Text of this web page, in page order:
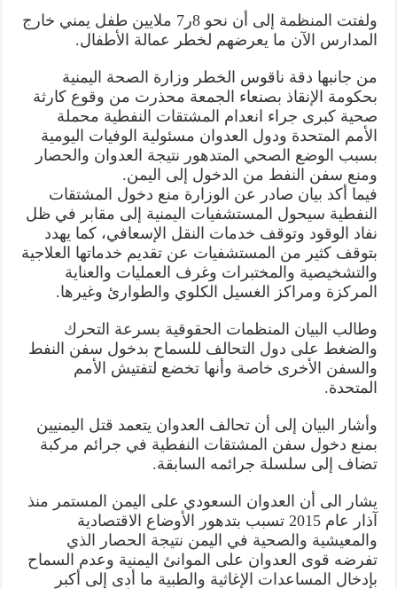
ولفتت المنظمة إلى أن نحو 8ر7 ملايين طفل يمني خارج
المدارس الآن ما يعرضهم لخطر عمالة الأطفال.
من جانبها دقة ناقوس الخطر وزارة الصحة اليمنية
بحكومة الإنقاذ بصنعاء الجمعة محذرت من وقوع كارثة
صحية كبرى جراء انعدام المشتقات النفطية محملة
الأمم المتحدة ودول العدوان مسئولية الوفيات اليومية
بسبب الوضع الصحي المتدهور نتيجة العدوان والحصار
ومنع سفن النفط من الدخول إلى اليمن.
فيما أكد بيان صادر عن الوزارة منع دخول المشتقات
النفطية سيحول المستشفيات اليمنية إلى مقابر في ظل
نفاد الوقود وتوقف خدمات النقل الإسعافي، كما يهدد
بتوقف كثير من المستشفيات عن تقديم خدماتها العلاجية
والتشخيصية والمختبرات وغرف العمليات والعناية
المركزة ومراكز الغسيل الكلوي والطوارئ وغيرها.
وطالب البيان المنظمات الحقوقية بسرعة التحرك
والضغط على دول التحالف للسماح بدخول سفن النفط
والسفن الأخرى خاصة وأنها تخضع لتفتيش الأمم
المتحدة.
وأشار البيان إلى أن تحالف العدوان يتعمد قتل اليمنيين
بمنع دخول سفن المشتقات النفطية في جرائم مركبة
تضاف إلى سلسلة جرائمه السابقة.
يشار الى أن العدوان السعودي على اليمن المستمر منذ
آذار عام 2015 تسبب بتدهور الأوضاع الاقتصادية
والمعيشية والصحية في اليمن نتيجة الحصار الذي
تفرضه قوى العدوان على الموانئ اليمنية وعدم السماح
بإدخال المساعدات الإغاثية والطبية ما أدى إلى أكبر